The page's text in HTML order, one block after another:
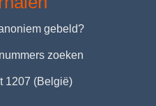
anoniem gebeld?
zoeken
1207 (België)